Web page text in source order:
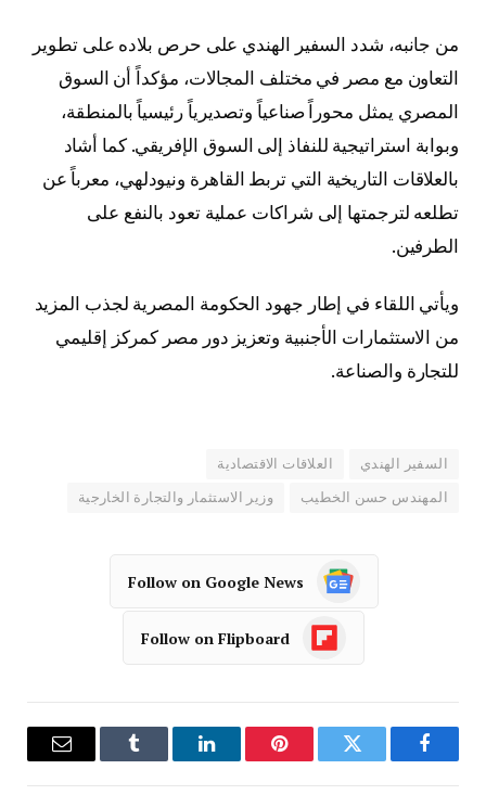
من جانبه، شدد السفير الهندي على حرص بلاده على تطوير
التعاون مع مصر في مختلف المجالات، مؤكداً أن السوق
المصري يمثل محوراً صناعياً وتصديرياً رئيسياً بالمنطقة،
وبوابة استراتيجية للنفاذ إلى السوق الإفريقي. كما أشاد
بالعلاقات التاريخية التي تربط القاهرة ونيودلهي، معرباً عن
تطلعه لترجمتها إلى شراكات عملية تعود بالنفع على
الطرفين.
ويأتي اللقاء في إطار جهود الحكومة المصرية لجذب المزيد
من الاستثمارات الأجنبية وتعزيز دور مصر كمركز إقليمي
للتجارة والصناعة.
السفير الهندي العلاقات الاقتصادية
المهندس حسن الخطيب وزير الاستثمار والتجارة الخارجية
Follow on Google News
Follow on Flipboard
فيسبوك تويتر بينتيريستلينكدإن Tumblr
البريد